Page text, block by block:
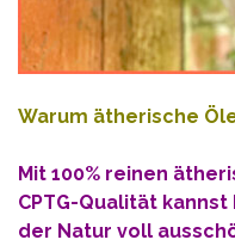
Warum ätherische
Mit 100% reinen
CPTG-Qualität kannst
der Natur voll